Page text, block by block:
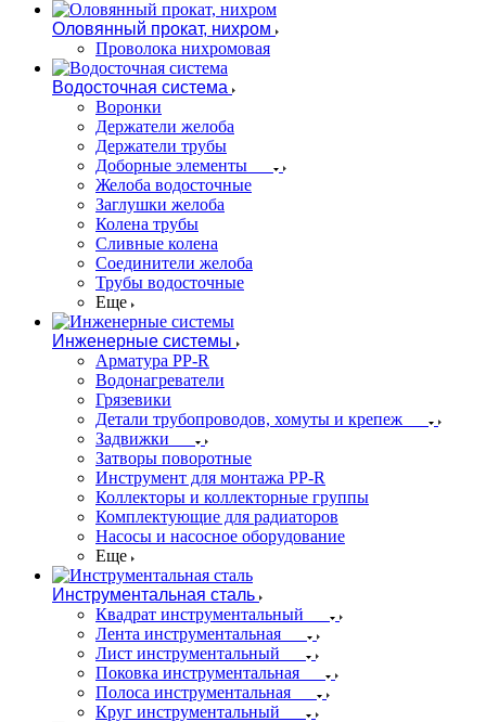
Оловянный прокат, нихром
Проволока нихромовая
Водосточная система
Воронки
Держатели желоба
Держатели трубы
Доборные элементы
Желоба водосточные
Заглушки желоба
Колена трубы
Сливные колена
Соединители желоба
Трубы водосточные
Еще
Инженерные системы
Арматура PP-R
Водонагреватели
Грязевики
Детали трубопроводов, хомуты и крепеж
Задвижки
Затворы поворотные
Инструмент для монтажа PP-R
Коллекторы и коллекторные группы
Комплектующие для радиаторов
Насосы и насосное оборудование
Еще
Инструментальная сталь
Квадрат инструментальный
Лента инструментальная
Лист инструментальный
Поковка инструментальная
Полоса инструментальная
Круг инструментальный